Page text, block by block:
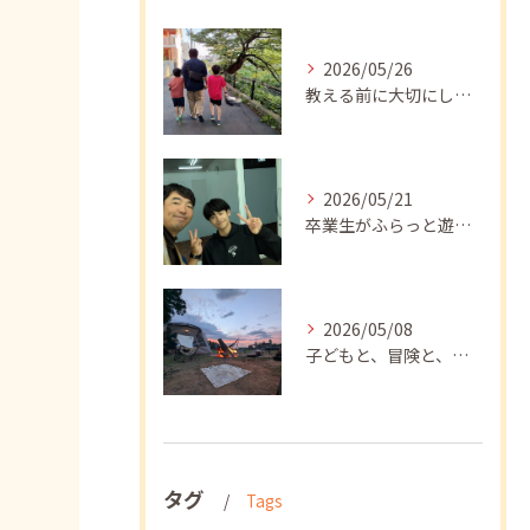
2026/05/26
教える前に大切にしたいこと
2026/05/21
卒業生がふらっと遊びに来てくれました
2026/05/08
子どもと、冒険と、学び
タグ Tags